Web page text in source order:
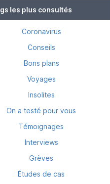
les plus consultés
Coronavirus
Conseils
Bons plans
Voyages
Insolites
On a testé pour vous
Témoignages
Interviews
Grèves
Études de cas